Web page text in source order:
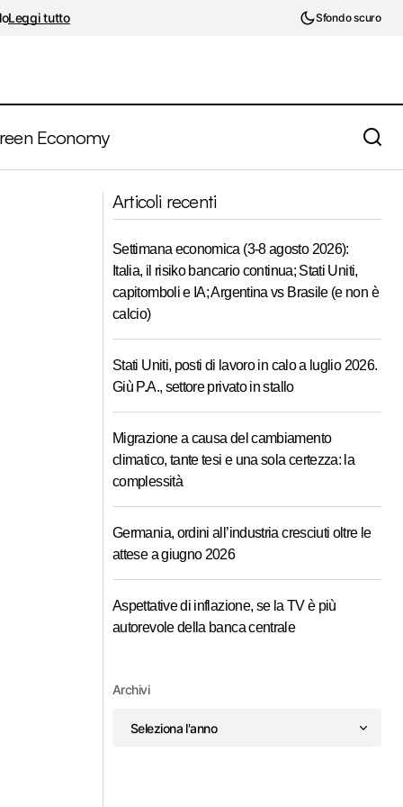
Leggi tutto Sfondo scuro
Economy
fase di contrazione
Articoli recenti
Settimana economica (3-8 agosto 2026):
Italia, il risiko bancario continua; Stati Uniti,
capitomboli e IA; Argentina vs Brasile (e non è
calcio)
Stati Uniti, posti di lavoro in calo a luglio 2026.
Giù P.A., settore privato in stallo
Migrazione a causa del cambiamento
climatico, tante tesi e una sola certezza: la
complessità
Germania, ordini all’industria cresciuti oltre le
attese a giugno 2026
Aspettative di inflazione, se la TV è più
autorevole della banca centrale
Archivi